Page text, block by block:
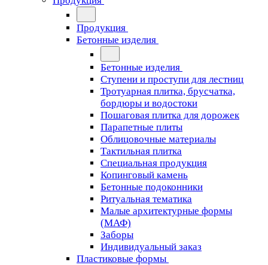
Продукция
Бетонные изделия
Бетонные изделия
Ступени и проступи для лестниц
Тротуарная плитка, брусчатка,
бордюры и водостоки
Пошаговая плитка для дорожек
Парапетные плиты
Облицовочные материалы
Тактильная плитка
Специальная продукция
Копинговый камень
Бетонные подоконники
Ритуальная тематика
Малые архитектурные формы
(МАФ)
Заборы
Индивидуальный заказ
Пластиковые формы